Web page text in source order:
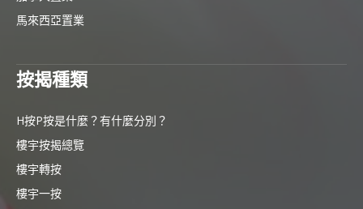
馬來西亞置業
按揭種類
H按P按是什麼？有什麼分別？
樓宇按揭總覽
樓宇轉按
樓宇一按